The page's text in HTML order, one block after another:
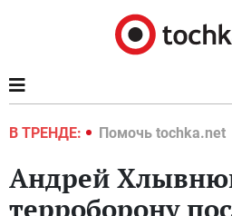
В ТРЕНДЕ:
2022 Помочь tochka.net
Андрей
терроборону